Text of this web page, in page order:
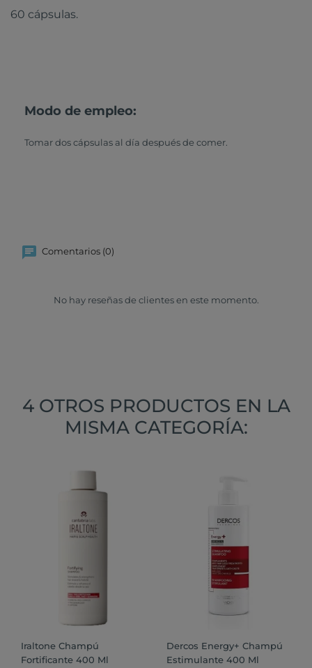
60 cápsulas.
Modo de empleo:
Tomar dos cápsulas al día después de comer.
Comentarios (0)
No hay reseñas de clientes en este momento.
4 OTROS PRODUCTOS EN LA
MISMA CATEGORÍA:
Iraltone Champú
Fortificante 400 Ml
Dercos Energy+ Champú
Estimulante 400 Ml